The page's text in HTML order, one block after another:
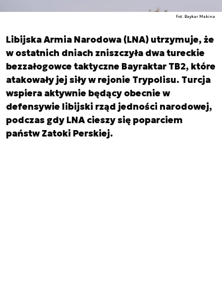
Fot. Baykar Makina
Libijska Armia Narodowa (LNA) utrzymuje, że
w ostatnich dniach zniszczyła dwa tureckie
bezzałogowce taktyczne Bayraktar TB2, które
atakowały jej siły w rejonie Trypolisu. Turcja
wspiera aktywnie będący obecnie w
defensywie libijski rząd jedności narodowej,
podczas gdy LNA cieszy się poparciem
państw Zatoki Perskiej.